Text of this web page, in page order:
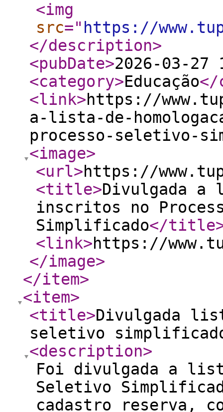
<img
src=" https://
</description>
<pubDate>2026-03-27
<category>Educação</
<link>https://
a-lista-de-
processo-seletivo-
<image>
<url>https://
<title>Divulgada a
inscritos no
Simplificado</title
<link>https://
</image>
</item>
<item>
<title>Divulgada
seletivo
<description>
Foi divulgada a
Seletivo
cadastro reserva,